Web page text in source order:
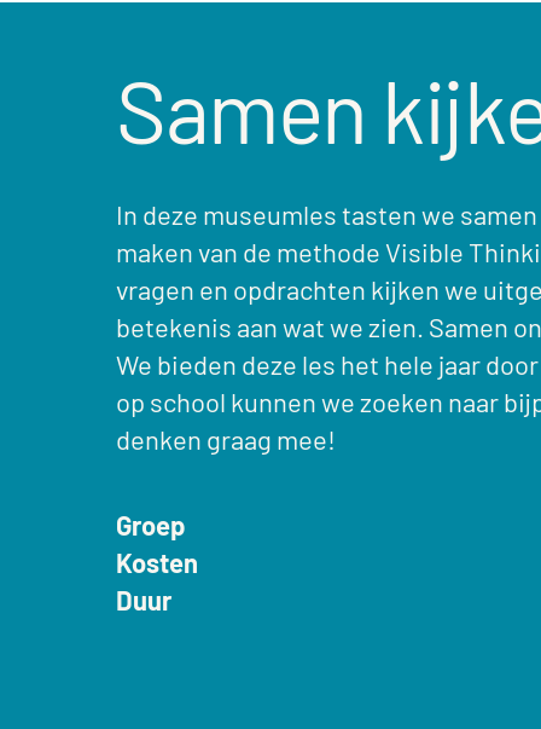
Samen
In deze museumles tasten we
maken van de methode Visible
vragen en opdrachten kijken we
betekenis aan wat we zien. Samen
We bieden deze les het hele jaar
op school kunnen we zoeken naar
denken graag mee!
Groep
Kosten
Duur